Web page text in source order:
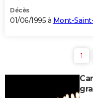
Décès
01/06/1995 à Mont-
1